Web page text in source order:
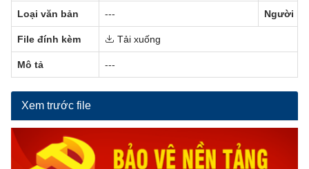
Loại văn bản --- Người ký
File đính kèm Tải xuống
Mô tả ---
Xem trước file